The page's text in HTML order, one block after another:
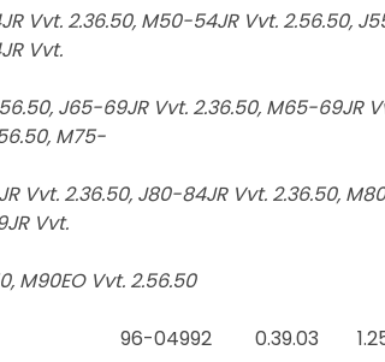
Vvt. 2.36.50, M50-54JR Vvt. 2.56.50,
Vvt.
J65-69JR Vvt. 2.36.50, M65-69JR
M75-
Vvt. 2.36.50, J80-84JR Vvt. 2.36.50,
Vvt.
M90EO Vvt. 2.56.50
96-04992